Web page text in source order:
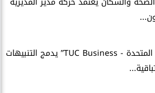
”ثمار المتحدة - TUC Business” يدمج التنبيهات